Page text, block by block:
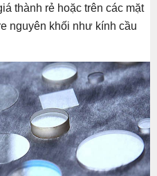
thành rẻ hoặc trên các mặt
nguyên khối như kính cầu